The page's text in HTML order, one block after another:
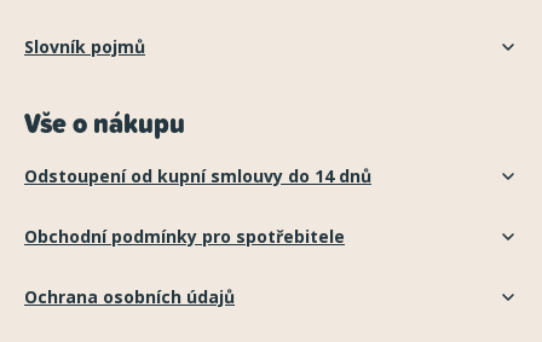
Slovník pojmů
Vše o nákupu
Odstoupení od kupní smlouvy do 14 dnů
Obchodní podmínky pro spotřebitele
Ochrana osobních údajů